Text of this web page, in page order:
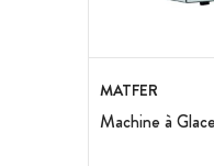
MATFER
Machine à